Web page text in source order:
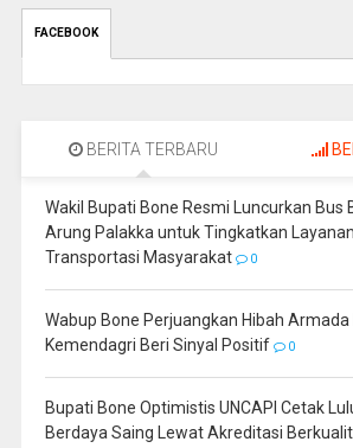
FACEBOOK
BERITA TERBARU
Wakil Bupati Bone Resmi Luncurkan Bus
Arung Palakka untuk Tingkatkan Layanan
Transportasi Masyarakat
0
Wabup Bone Perjuangkan Hibah Armada
Kemendagri Beri Sinyal Positif
0
Bupati Bone Optimistis UNCAPI Cetak
Berdaya Saing Lewat Akreditasi